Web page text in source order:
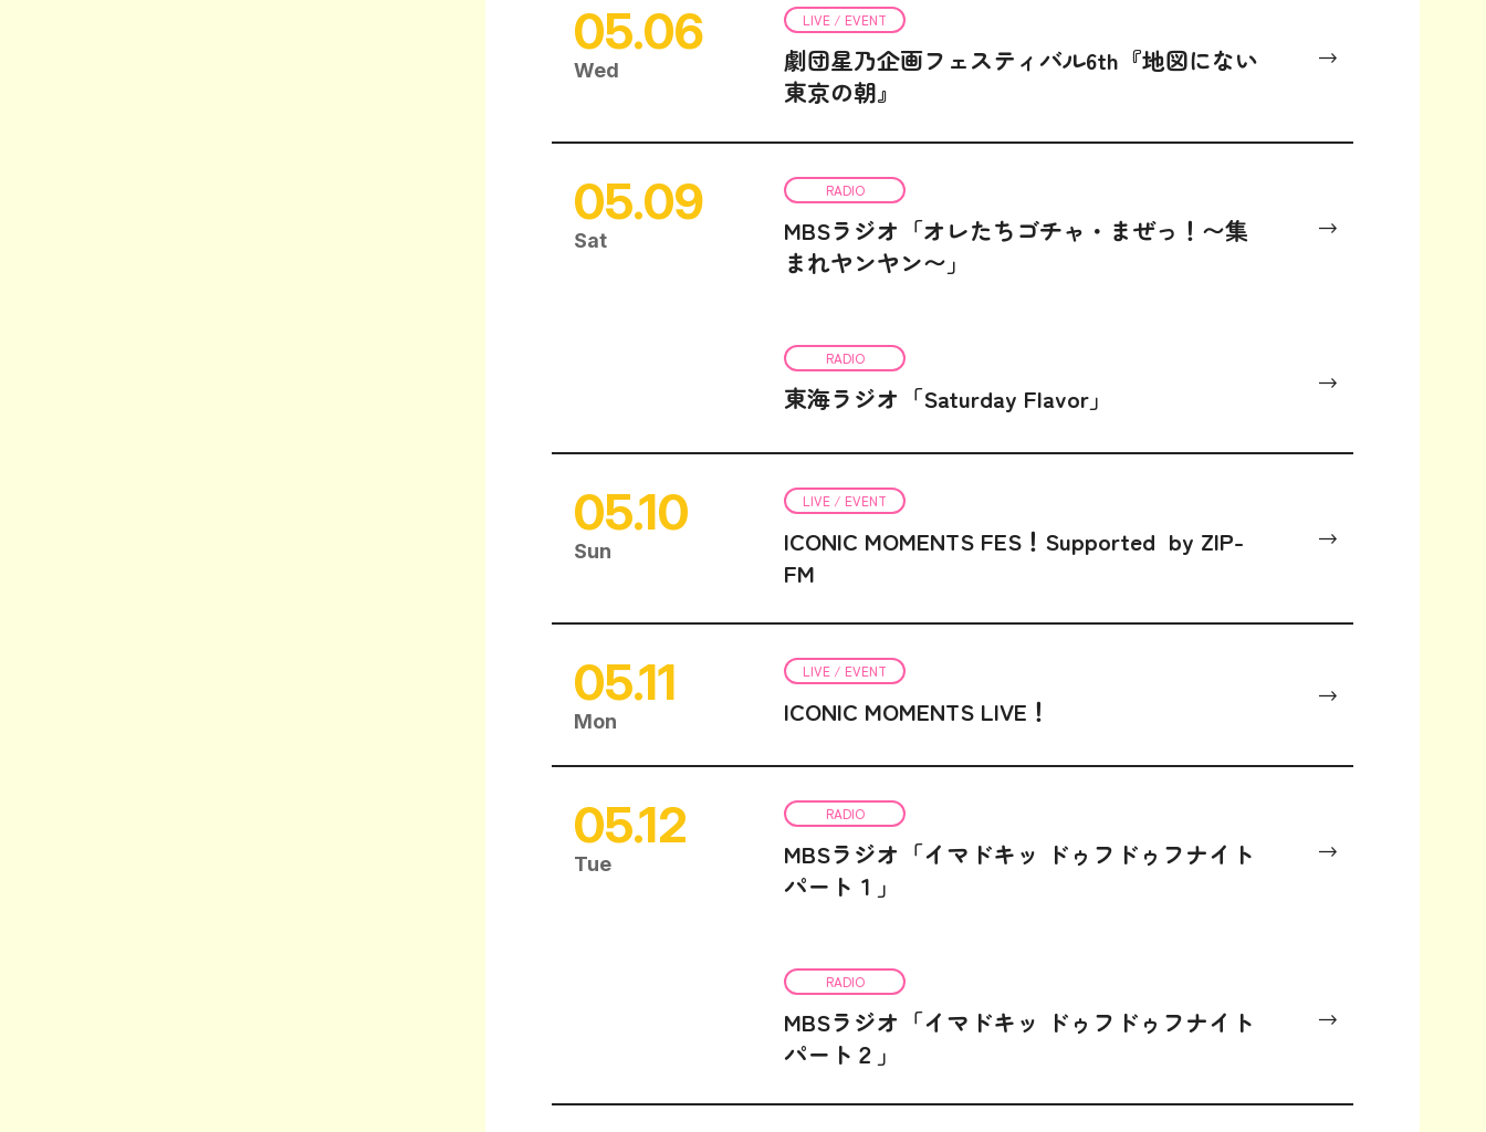
05.06
Wed
LIVE / EVENT
劇団星乃企画フェスティバル6th『地図にない
東京の朝』
05.09
Sat
RADIO
MBSラジオ「オレたちゴチャ・まぜっ！〜集
まれヤンヤン〜」
RADIO
東海ラジオ「Saturday Flavor」
05.10
Sun
LIVE / EVENT
ICONIC MOMENTS FES！Supported by ZIP-
FM
05.11
Mon
LIVE / EVENT
ICONIC MOMENTS LIVE！
05.12
Tue
RADIO
MBSラジオ「イマドキッ ドゥフドゥフナイト
パート１」
RADIO
MBSラジオ「イマドキッ ドゥフドゥフナイト
パート２」